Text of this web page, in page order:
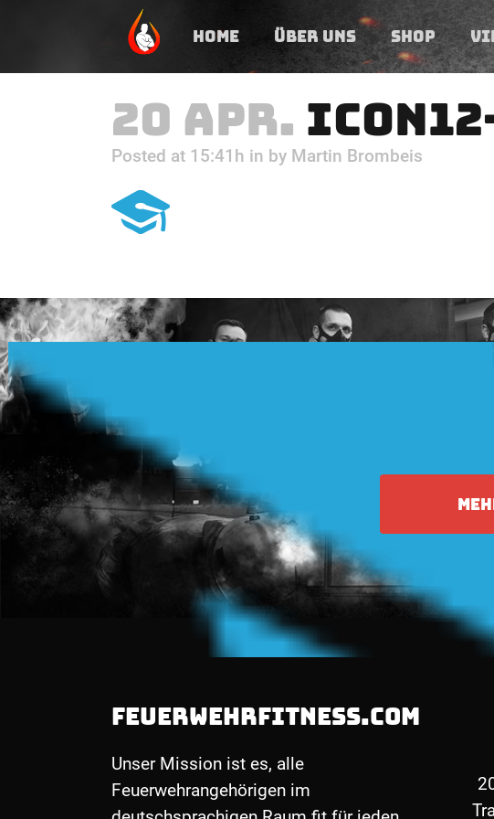
HOME ÜBER UNS SHOP
20 APR.
Posted at 15:41h in by Martin Brombeis
FEUERWEHRFITNESS.COM
Unser Mission ist es, alle
Feuerwehrangehörigen im